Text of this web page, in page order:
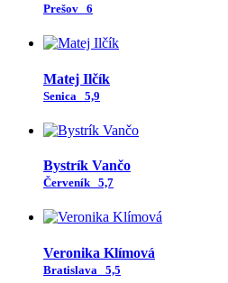
Prešov 6
Matej Ilčík
Senica 5,9
Bystrík Vančo
Červeník 5,7
Veronika Klímová
Bratislava 5,5